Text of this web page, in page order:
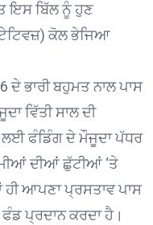
ਇਸ ਬਿੱਲ ਨੂੰ ਹੁਣ
ਕੋਲ ਭੇਜਿਆ
ਭਾਰੀ ਬਹੁਮਤ ਨਾਲ ਪਾਸ
ਵਿੱਤੀ ਸਾਲ ਦੀ
ਫੰਡਿੰਗ ਦੇ ਮੌਜੂਦਾ ਪੱਧਰ
ਦੀਆਂ ਛੁੱਟੀਆਂ ‘ਤੇ
ਹੀ ਆਪਣਾ ਪ੍ਰਸਤਾਵ ਪਾਸ
ਪ੍ਰਦਾਨ ਕਰਦਾ ਹੈ।